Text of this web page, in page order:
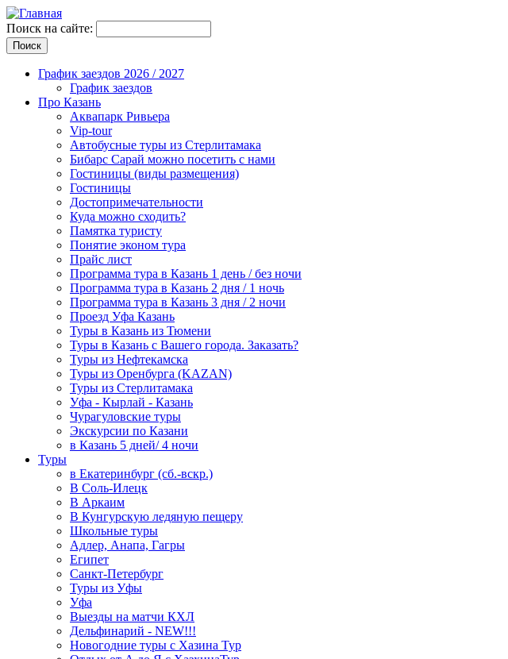
Поиск на сайте:
График заездов 2026 / 2027
График заездов
Про Казань
Аквапарк Ривьера
Vip-tour
Автобусные туры из Стерлитамака
Бибарс Сарай можно посетить с нами
Гостиницы (виды размещения)
Гостиницы
Достопримечательности
Куда можно сходить?
Памятка туристу
Понятие эконом тура
Прайс лист
Программа тура в Казань 1 день / без ночи
Программа тура в Казань 2 дня / 1 ночь
Программа тура в Казань 3 дня / 2 ночи
Проезд Уфа Казань
Туры в Казань из Тюмени
Туры в Казань с Вашего города. Заказать?
Туры из Нефтекамска
Туры из Оренбурга (KAZAN)
Туры из Стерлитамака
Уфа - Кырлай - Казань
Чурагуловские туры
Экскурсии по Казани
в Казань 5 дней/ 4 ночи
Туры
в Екатеринбург (сб.-вскр.)
В Соль-Илецк
В Аркаим
В Кунгурскую ледяную пещеру
Школьные туры
Адлер, Анапа, Гагры
Египет
Санкт-Петербург
Туры из Уфы
Уфа
Выезды на матчи КХЛ
Дельфинарий - NEW!!!
Новогодние туры с Хазина Тур